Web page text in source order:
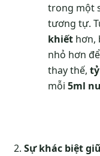
trong một
tương tự.
khiết hơn,
nhỏ hơn
thay thế,
mỗi 5ml
Sự khác biệt